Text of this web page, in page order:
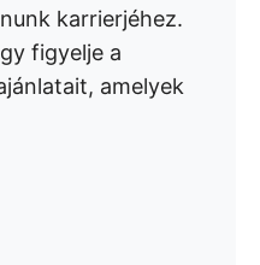
karrierjéhez.
figyelje a
amelyek